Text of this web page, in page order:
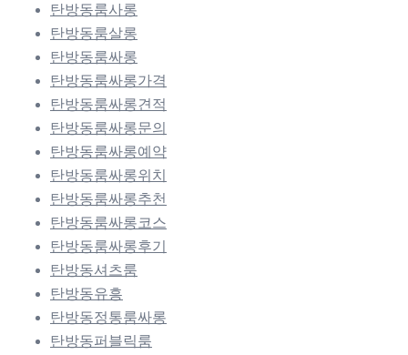
탄방동룸사롱
탄방동룸살롱
탄방동룸싸롱
탄방동룸싸롱가격
탄방동룸싸롱견적
탄방동룸싸롱문의
탄방동룸싸롱예약
탄방동룸싸롱위치
탄방동룸싸롱추천
탄방동룸싸롱코스
탄방동룸싸롱후기
탄방동셔츠룸
탄방동유흥
탄방동정통룸싸롱
탄방동퍼블릭룸